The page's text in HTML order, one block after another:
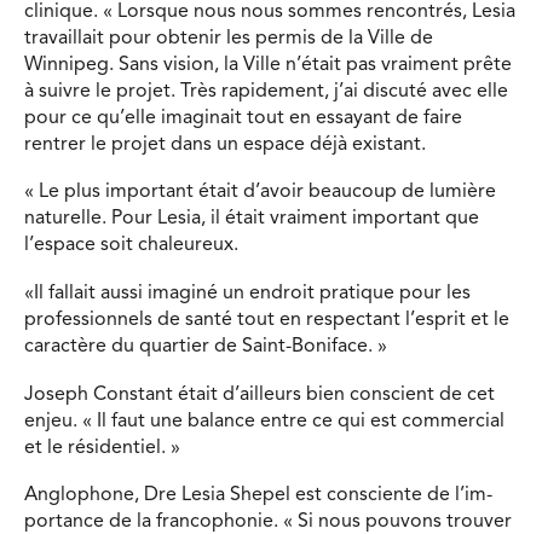
clinique. « Lorsque nous nous sommes rencontrés, Lesia
travaillait pour obtenir les permis de la Ville de
Winnipeg. Sans vision, la Ville n’était pas vraiment prête
à suivre le projet. Très rapidement, j’ai discuté avec elle
pour ce qu’elle imaginait tout en essayant de faire
rentrer le projet dans un espace déjà existant.
« Le plus important était d’avoir beaucoup de lumière
naturelle. Pour Lesia, il était vraiment important que
l’espace soit chaleureux.
«Il fallait aussi imaginé un endroit pratique pour les
professionnels de santé tout en respectant l’esprit et le
caractère du quartier de Saint-Boniface. »
Joseph Constant était d’ailleurs bien conscient de cet
enjeu. « Il faut une balance entre ce qui est commercial
et le résidentiel. »
Anglophone, Dre Lesia Shepel est consciente de l’im-
portance de la francophonie. « Si nous pouvons trouver